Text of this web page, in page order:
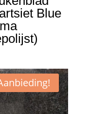
Blue